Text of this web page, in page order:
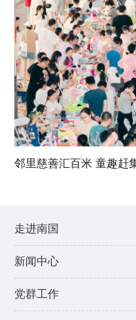
邻里慈善汇百米 童趣赶
走进南国
新闻中心
党群工作